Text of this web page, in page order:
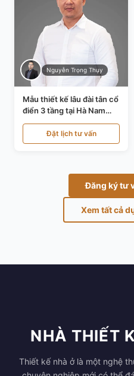
Nguyễn Trọng Thụy
Mẫu thiết kế lâu đài tân cổ
điển 3 tầng tại Hà Nam
KT24821
Đặt lịch tư vấn
Đăng ký tư
Xem tất cả
NHÀ THIẾT
Thiết kế nhà ở là một nghệ